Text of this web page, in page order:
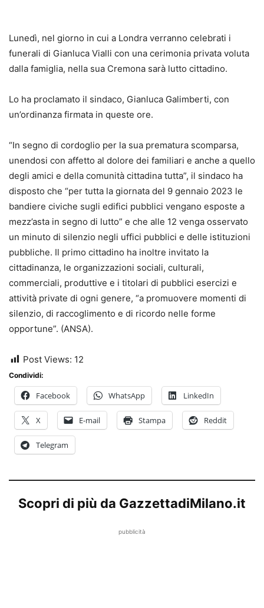
Lunedì, nel giorno in cui a Londra verranno celebrati i
funerali di Gianluca Vialli con una cerimonia privata voluta
dalla famiglia, nella sua Cremona sarà lutto cittadino.
Lo ha proclamato il sindaco, Gianluca Galimberti, con
un’ordinanza firmata in queste ore.
“In segno di cordoglio per la sua prematura scomparsa,
unendosi con affetto al dolore dei familiari e anche a quello
degli amici e della comunità cittadina tutta”, il sindaco ha
disposto che “per tutta la giornata del 9 gennaio 2023 le
bandiere civiche sugli edifici pubblici vengano esposte a
mezz’asta in segno di lutto” e che alle 12 venga osservato
un minuto di silenzio negli uffici pubblici e delle istituzioni
pubbliche. Il primo cittadino ha inoltre invitato la
cittadinanza, le organizzazioni sociali, culturali,
commerciali, produttive e i titolari di pubblici esercizi e
attività private di ogni genere, “a promuovere momenti di
silenzio, di raccoglimento e di ricordo nelle forme
opportune”. (ANSA).
Post Views: 12
Condividi:
Facebook WhatsApp LinkedIn
X E-mail Stampa Reddit
Telegram
Scopri di più da GazzettadiMilano.it
pubblicità